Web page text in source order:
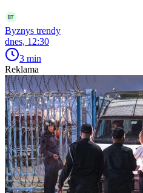
Byznys trendy
dnes, 12:30
3 min
Reklama